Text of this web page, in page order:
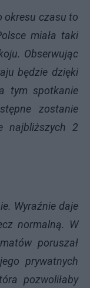
czasu to
miała taki
Obserwując
będzie dzięki
tym spotkanie
zostanie
najbliższych 2
Wyraźnie daje
normalną. W
poruszał
prywatnych
pozwoliłaby